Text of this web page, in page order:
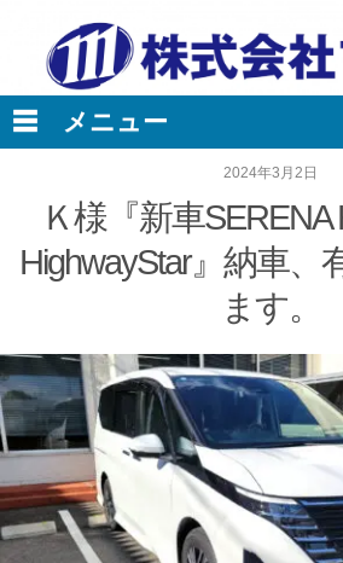
2024年3月2日
Ｋ様『新車SERENA
HighwayStar』納車、
ます。